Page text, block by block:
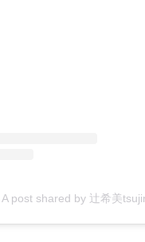
A post shared by 辻希美